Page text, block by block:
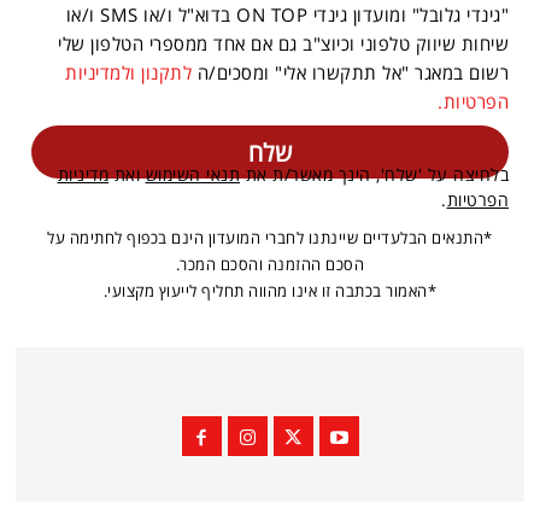
"גינדי גלובל" ומועדון גינדי ON TOP בדוא"ל ו/או SMS ו/או
שיחות שיווק טלפוני וכיוצ"ב גם אם אחד ממספרי הטלפון שלי
רשום במאגר "אל תתקשרו אלי" ומסכים/ה לתקנון ולמדיניות
הפרטיות.
בלחיצה על 'שלח', הינך מאשר/ת אתתנאי השימושואתמדיניות
הפרטיות.
*התנאים הבלעדיים שיינתנו לחברי המועדון הינם בכפוף לחתימה על
הסכם ההזמנה והסכם המכר.
*האמור בכתבה זו אינו מהווה תחליף לייעוץ מקצועי.